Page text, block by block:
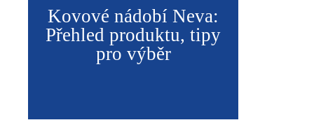
Kovové nádobí Neva:
Přehled produktu, tipy
pro výběr